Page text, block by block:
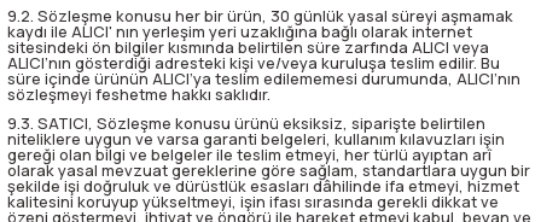
9.2. Sözleşme konusu her bir ürün, 30 günlük yasal süreyi aşmamak
kaydı ile ALICI' nın yerleşim yeri uzaklığına bağlı olarak internet
sitesindeki ön bilgiler kısmında belirtilen süre zarfında ALICI veya
ALICI’nın gösterdiği adresteki kişi ve/veya kuruluşa teslim edilir. Bu
süre içinde ürünün ALICI’ya teslim edilememesi durumunda, ALICI’nın
sözleşmeyi feshetme hakkı saklıdır.
9.3. SATICI, Sözleşme konusu ürünü eksiksiz, siparişte belirtilen
niteliklere uygun ve varsa garanti belgeleri, kullanım kılavuzları işin
gereği olan bilgi ve belgeler ile teslim etmeyi, her türlü ayıptan arî
olarak yasal mevzuat gereklerine göre sağlam, standartlara uygun bir
şekilde işi doğruluk ve dürüstlük esasları dâhilinde ifa etmeyi, hizmet
kalitesini koruyup yükseltmeyi, işin ifası sırasında gerekli dikkat ve
özeni göstermeyi, ihtiyat ve öngörü ile hareket etmeyi kabul, beyan ve